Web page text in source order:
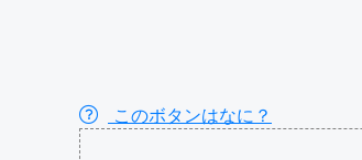
このボタンはなに？